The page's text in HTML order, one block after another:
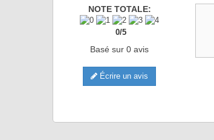
NOTE TOTALE:
0/5
Basé sur0 avis
Écrire un avis